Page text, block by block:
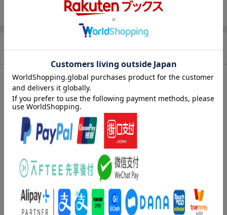
9784413047487
商品説明
内容紹介（JPROより）
ここ数年にわたって新たな発見が相次ぐ日本の古代史◎日本人の
ルーツは東南アジアか◎異常気象の食糧難で生まれた弥生の戦乱
◎ヤマト政権を支えた水銀による国際貿易とは…日本人はいかに
生まれ日本の国をどう作り上げていったのか。新発見で読み解く
古代史の最前線に迫ります。
内容紹介（「BOOK」データベースより）
私たちはいかにして日本人になったのか！１１万年の歴史が現代
の日本につながる衝撃。